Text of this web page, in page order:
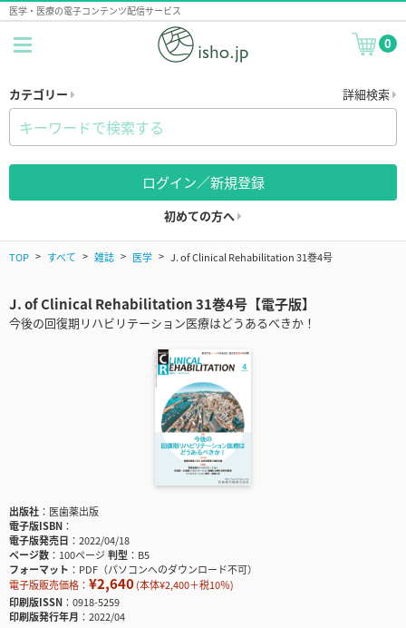
医学・医療の電子コンテンツ配信サービス
0
カテゴリー 詳細検索
ログイン／新規登録
初めての方へ
TOP すべて 雑誌 医学 J. of Clinical Rehabilitation 31巻4号
J. of Clinical Rehabilitation 31巻4号【電子版】
今後の回復期リハビリテーション医療はどうあるべきか！
出版社
医歯薬出版
電子版ISBN
電子版発売日
2022/04/18
ページ数
100ページ判型
B5
フォーマット
PDF（パソコンへのダウンロード不可）
電子版販売価格： ¥2,640(本体¥2,400＋税10％)
印刷版ISSN
0918-5259
印刷版発行年月
2022/04